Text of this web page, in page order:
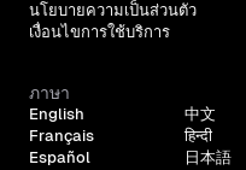
นโยบายความเป็นส่วนตัว
เงื่อนไขการใช้บริการ
ภาษา
English
Français
Español
中文
हिन्दी
日本語